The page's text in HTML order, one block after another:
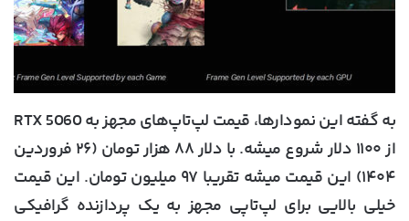
به گفته این نمودارها، قیمت لپ‌تاپ‌های مجهز به RTX 5060
از ۱۱۰۰ دلار شروع میشه. با دلار ۸۸ هزار تومان (۲۶ فروردین
۱۴۰۴) این قیمت میشه تقریبا ۹۷ میلیون تومان. این قیمت
خیلی بالایی برای لپ‌تاپی مجهز به یک پردازنده گرافیکی